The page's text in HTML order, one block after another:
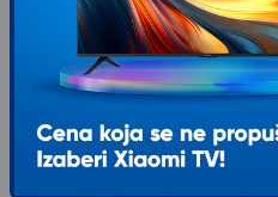
50.999 00RSD
VIP cena: 49.83100
RSD